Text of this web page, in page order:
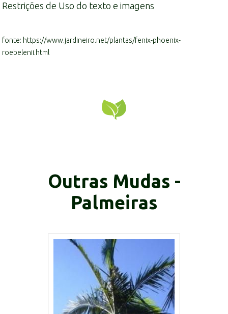
Restrições de Uso do texto e imagens
fonte: https://www.jardineiro.net/plantas/fenix-phoenix-
roebelenii.html
Outras Mudas -
Palmeiras